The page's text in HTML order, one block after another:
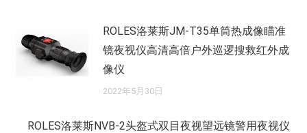
ROLES洛莱斯JM-T35单筒热成像瞄准
镜夜视仪高清高倍户外巡逻搜救红外成
像仪
2022年5月30日
ROLES洛莱斯NVB-2头盔式双目夜视望远镜警用夜视仪